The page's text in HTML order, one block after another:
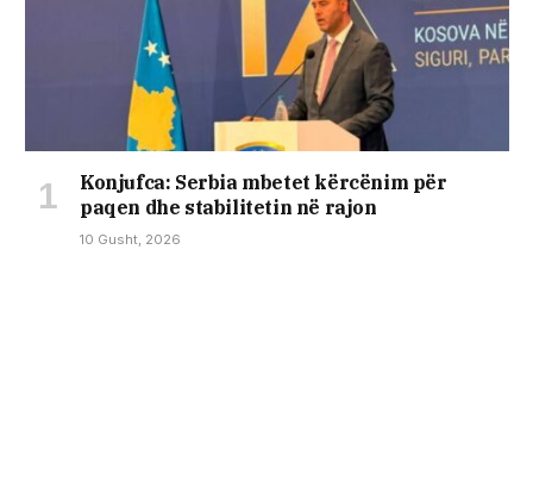
Konjufca: Serbia mbetet kërcënim për
paqen dhe stabilitetin në rajon
10 Gusht, 2026